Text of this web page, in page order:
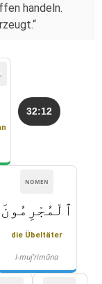
handeln.
32:12
NOMEN
ٱلْمُجْرِمُونَ
die Übeltäter
l-muj'rimūna